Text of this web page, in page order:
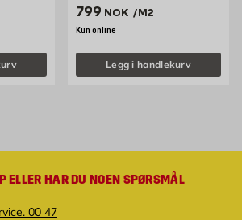
Pris 799 NOK /m2
799 NOK /M2
Kun online
Legg i handlekurv
ELLER HAR DU NOEN SPØRSMÅL
00 47